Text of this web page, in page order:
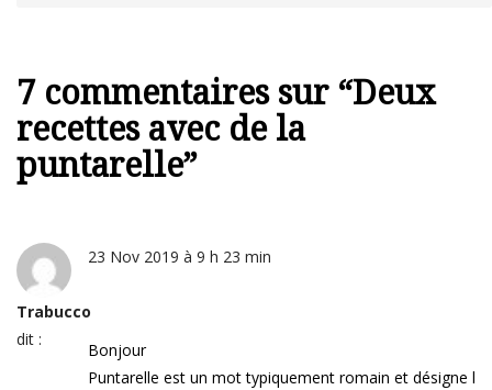
7 commentaires sur “Deux
recettes avec de la
puntarelle”
Trabucco
dit :
23 Nov 2019 à 9 h 23 min
Bonjour
Puntarelle est un mot typiquement romain et désigne l